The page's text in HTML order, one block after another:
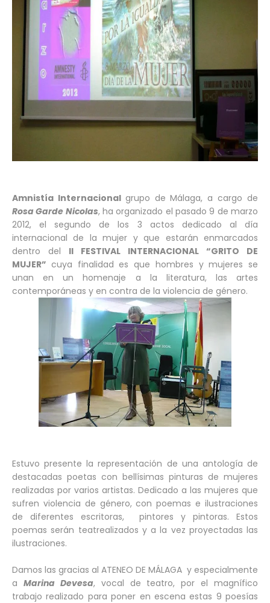
Amnistía Internacional grupo de Málaga, a cargo de
Rosa Garde Nicolas, ha organizado el pasado 9 de marzo
2012, el segundo de los 3 actos dedicado al día
internacional de la mujer y que estarán enmarcados
dentro del II FESTIVAL INTERNACIONAL “GRITO DE
MUJER” cuya finalidad es que hombres y mujeres se
unan en un homenaje a la literatura, las artes
contemporáneas y en contra de la violencia de género.
Estuvo presente la representación de una antología de
destacadas poetas con bellísimas pinturas de mujeres
realizadas por varios artistas. Dedicado a las mujeres que
sufren violencia de género, con poemas e ilustraciones
de diferentes escritoras, pintores y pintoras. Estos
poemas serán teatrealizados y a la vez proyectadas las
ilustraciones.
Damos las gracias al ATENEO DE MÁLAGA y especialmente
a Marina Devesa, vocal de teatro, por el magnífico
trabajo realizado para poner en escena estas 9 poesías